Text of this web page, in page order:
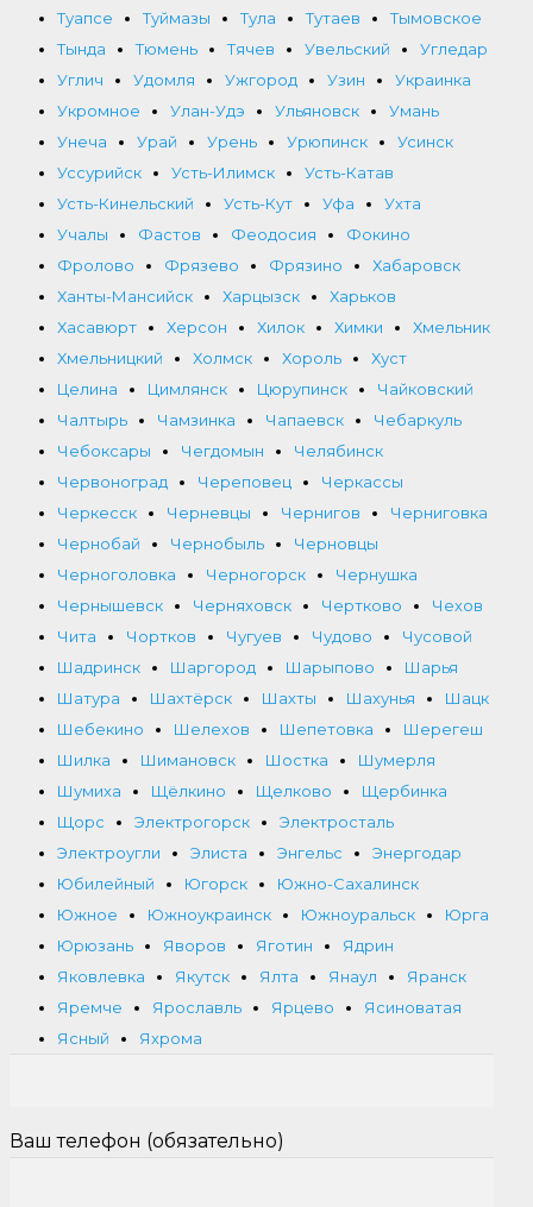
Туапсе
Туймазы Тула Тутаев
Тымовское
Тында
Тюмень Тячев Увельский
Угледар
Углич
Удомля Ужгород Узин
Украинка
Укромное
Улан-Удэ Ульяновск
Умань
Унеча
Урай Урень Урюпинск
Усинск
Уссурийск
Усть-Илимск
Усть-Катав
Усть-Кинельский
Усть-Кут Уфа
Ухта
Учалы
Фастов Феодосия
Фокино
Фролово
Фрязево Фрязино
Хабаровск
Ханты-Мансийск
Харцызск
Харьков
Хасавюрт
Херсон Хилок Химки
Хмельник
Хмельницкий
Холмск Хороль
Хуст
Целина
Цимлянск Цюрупинск
Чайковский
Чалтырь
Чамзинка Чапаевск
Чебаркуль
Чебоксары
Чегдомын
Челябинск
Червоноград
Череповец
Черкассы
Черкесск
Черневцы Чернигов
Черниговка
Чернобай
Чернобыль
Черновцы
Черноголовка
Черногорск
Чернушка
Чернышевск
Черняховск Чертково
Чехов
Чита
Чортков Чугуев Чудово
Чусовой
Шадринск
Шаргород Шарыпово
Шарья
Шатура
Шахтёрск Шахты Шахунья
Шацк
Шебекино
Шелехов Шепетовка
Шерегеш
Шилка
Шимановск Шостка
Шумерля
Шумиха
Щёлкино Щелково
Щербинка
Щорс
Электрогорск
Электросталь
Электроугли
Элиста Энгельс
Энергодар
Юбилейный
Югорск
Южно-Сахалинск
Южное
Южноукраинск Южноуральск
Юрга
Юрюзань
Яворов Яготин
Ядрин
Яковлевка
Якутск Ялта Янаул
Яранск
Яремче
Ярославль Ярцево
Ясиноватая
Ясный
Яхрома
Ваш телефон (обязательно)